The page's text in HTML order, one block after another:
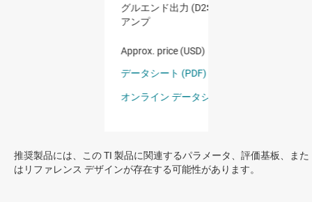
推奨製品には、この TI 製品に関連するパラメータ、評価基板、また
はリファレンス デザインが存在する可能性があります。